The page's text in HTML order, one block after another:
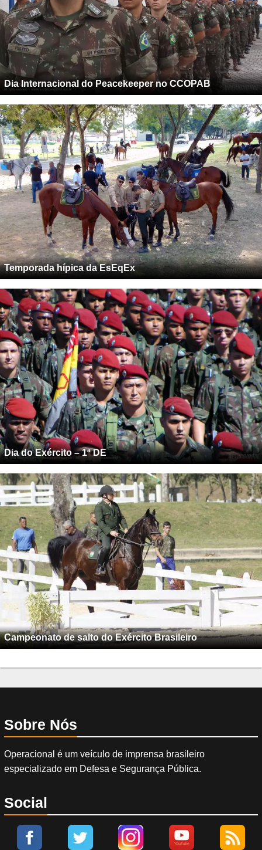
Dia Internacional do Peacekeeper no CCOPAB
Temporada hípica da EsEqEx
Dia do Exército – 1ª DE
Campeonato de salto do Exército Brasileiro
Sobre Nós
Operacional é um veículo de imprensa brasileiro
especializado em Defesa e Segurança Pública.
Social